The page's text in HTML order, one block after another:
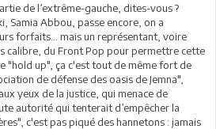
de l’extrême-gauche, dites-vous ?
Samia Abbou, passe encore, on a
forfaits... mais un représentant, voire
calibre, du Front Pop pour permettre cette
"hold up", ça c'est tout de même fort de
de défense des oasis de Jemna",
yeux de la justice, qui menace de
autorité qui tenterait d’empêcher la
c'est pas piqué des hannetons : jamais